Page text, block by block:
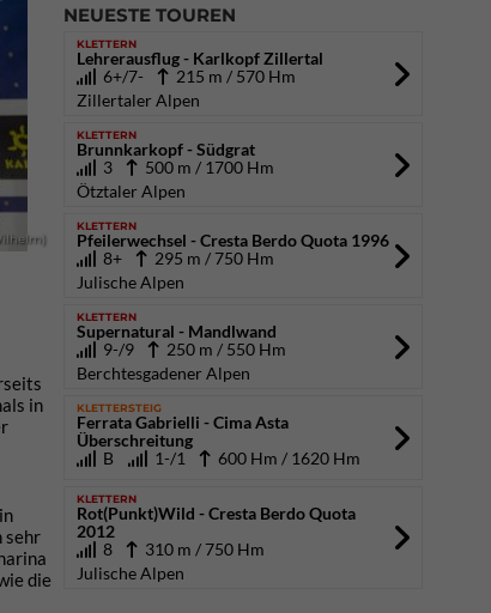
in
sehr
die
NEUESTE TOUREN
KLETTERN
Lehrerausflug - Karlkopf Zillertal
6+/7-
215 m / 570 Hm
Zillertaler Alpen
KLETTERN
Brunnkarkopf - Südgrat
3
500 m / 1700 Hm
Ötztaler Alpen
KLETTERN
Pfeilerwechsel - Cresta Berdo Quota 1996
8+
295 m / 750 Hm
Julische Alpen
KLETTERN
Supernatural - Mandlwand
9-/9
250 m / 550 Hm
Berchtesgadener Alpen
KLETTERSTEIG
Ferrata Gabrielli - Cima Asta
Überschreitung
B
1-/1 600 Hm / 1620 Hm
KLETTERN
Rot(Punkt)Wild - Cresta Berdo Quota
2012
8
310 m / 750 Hm
Julische Alpen